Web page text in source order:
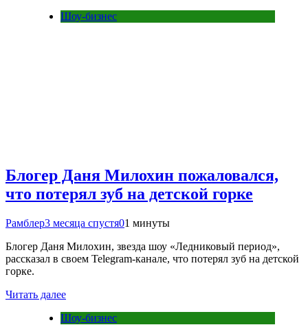
Шоу-бизнес
Блогер Даня Милохин пожаловался,
что потерял зуб на детской горке
Рамблер3 месяца спустя01 минуты
Блогер Даня Милохин, звезда шоу «Ледниковый период»,
рассказал в своем Telegram-канале, что потерял зуб на детской
горке.
Читать далее
Шоу-бизнес